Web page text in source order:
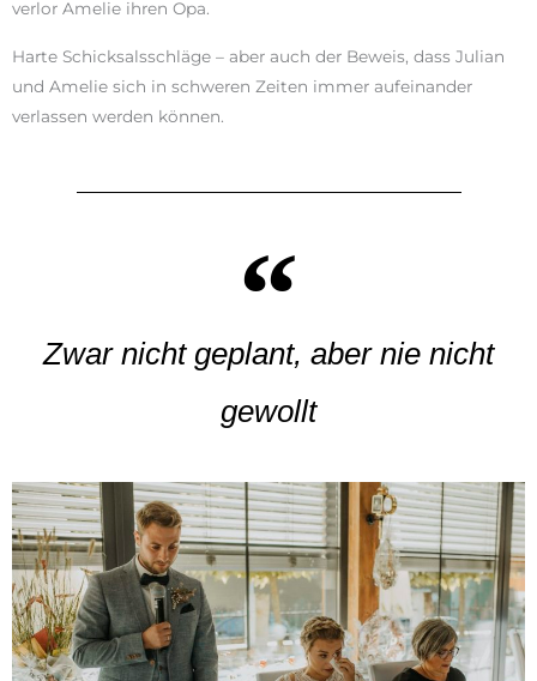
verlor Amelie ihren Opa.
Harte Schicksalsschläge – aber auch der Beweis, dass Julian
und Amelie sich in schweren Zeiten immer aufeinander
verlassen werden können.
Zwar nicht geplant, aber nie nicht
gewollt